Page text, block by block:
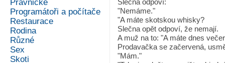
Právnické
Programátoři a počítače
Restaurace
Rodina
Různé
Sex
Skoti
Slečna odpoví:
"Nemáme."
"A máte skotskou whisky?
Slečna opět odpoví, že nemají.
A muž na to: "A máte dnes
Prodavačka se začervená,
"Mám."